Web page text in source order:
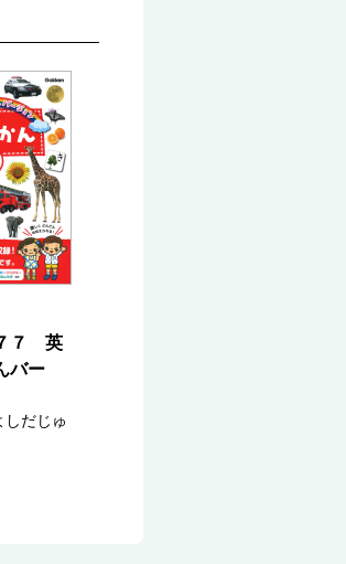
７ 英
バー
だじゅ